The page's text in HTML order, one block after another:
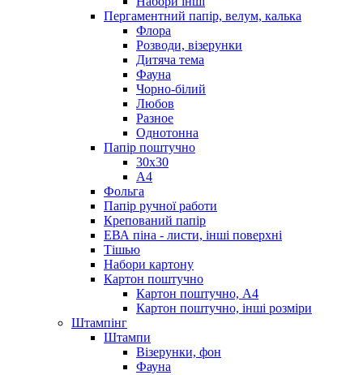
Пергаментний папір, велум, калька
Флора
Розводи, візерунки
Дитяча тема
Фауна
Чорно-білий
Любов
Разное
Однотонна
Папір поштучно
30х30
А4
Фольга
Папір ручної работи
Крепований папір
ЕВА піна - листи, інші поверхні
Тішью
Набори картону
Картон поштучно
Картон поштучно, А4
Картон поштучно, інші розміри
Штампінг
Штампи
Візерунки, фон
Фауна